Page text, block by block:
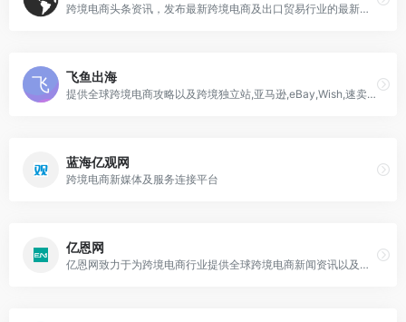
跨境电商头条资讯，发布最新跨境电商及出口贸易行业的最新动态和新闻。
飞鱼出海
提供全球跨境电商攻略以及跨境独立站,亚马逊,eBay,Wish,速卖通平台营销干货电子商务新媒体平台....
蓝海亿观网
跨境电商新媒体及服务连接平台
亿恩网
亿恩网致力于为跨境电商行业提供全球跨境电商新闻资讯以及跨境独立站,亚马逊,eBay,Wish,速卖通平台运营营销干货和行业生态新闻的电子商务新媒体平台。